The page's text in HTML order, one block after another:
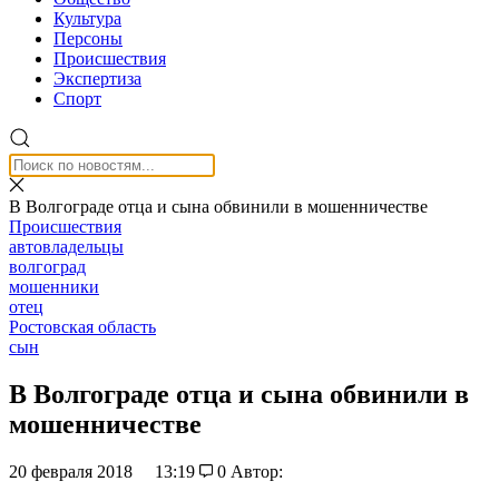
Культура
Персоны
Происшествия
Экспертиза
Спорт
В Волгограде отца и сына обвинили в мошенничестве
Происшествия
автовладельцы
волгоград
мошенники
отец
Ростовская область
сын
В Волгограде отца и сына обвинили в
мошенничестве
20 февраля 2018 13:19 0 Автор: